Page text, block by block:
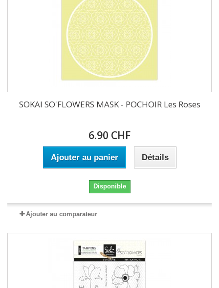
SOKAI SO'FLOWERS MASK - POCHOIR Les Roses
6.90 CHF
Ajouter au panier Détails
Disponible
Ajouter au comparateur